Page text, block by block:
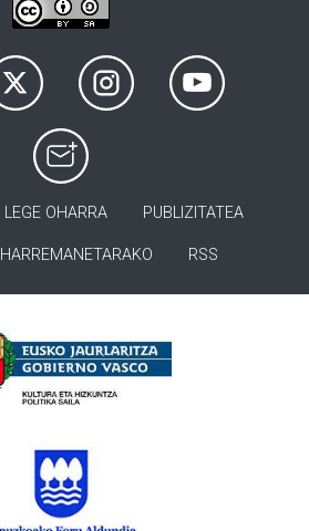
LEGE OHARRA PUBLIZITATEA
HARREMANETARAKO RSS